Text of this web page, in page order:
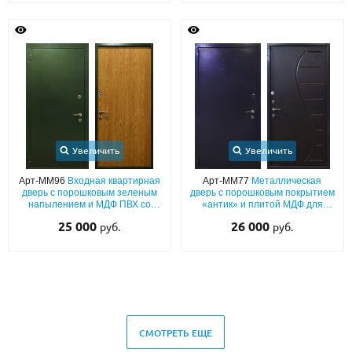
Увеличить
Арт-ММ96 Входная квартирная
дверь с порошковым зеленым
напылением и МДФ ПВХ со
25 000 руб.
Увеличить
Арт-ММ77 Металлическая
дверь с порошковым покрытием
«антик» и плитой МДФ для
26 000 руб.
СМОТРЕТЬ ЕЩЕ